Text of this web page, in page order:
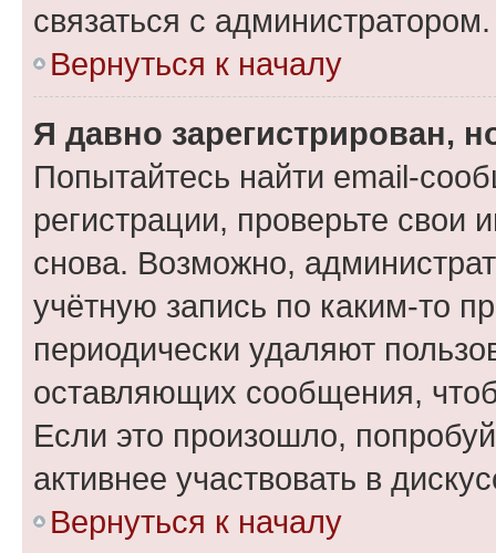
связаться с администратором.
Вернуться к началу
Я давно зарегистрирован,
Попытайтесь найти email-
регистрации, проверьте свои
снова. Возможно,
учётную запись по каким-то
периодически удаляют
оставляющих сообщения,
Если это произошло,
активнее участвовать в
Вернуться к началу